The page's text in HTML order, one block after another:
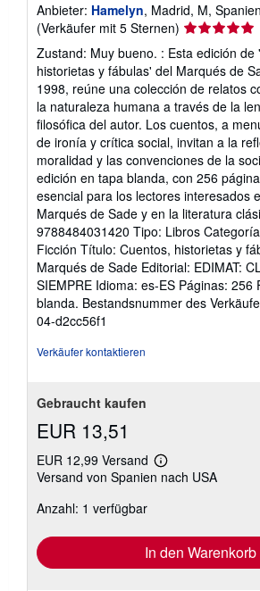
Anbieter: Hamelyn, Madrid, M, Spanien
(Verkäufer mit 5 Sternen)
5
von
5
Sternen
Zustand: Muy bueno. : Esta edición de
historietas y fábulas' del Marqués de
1998, reúne una colección de relatos
la naturaleza humana a través de la
filosófica del autor. Los cuentos, a
de ironía y crítica social, invitan a la
moralidad y las convenciones de la
edición en tapa blanda, con 256
esencial para los lectores interesados
Marqués de Sade y en la literatura
9788484031420 Tipo: Libros
Ficción Título: Cuentos, historietas y
Marqués de Sade Editorial: EDIMAT:
SIEMPRE Idioma: es-ES Páginas: 256
blanda. Bestandsnummer des
04-d2cc56f1
Verkäufer kontaktieren
Gebraucht kaufen
EUR 13,51
EUR 12,99 Versand
Weitere
Informationen
Versand von Spanien nach USA
Anzahl: 1 verfügbar
In den Warenkorb